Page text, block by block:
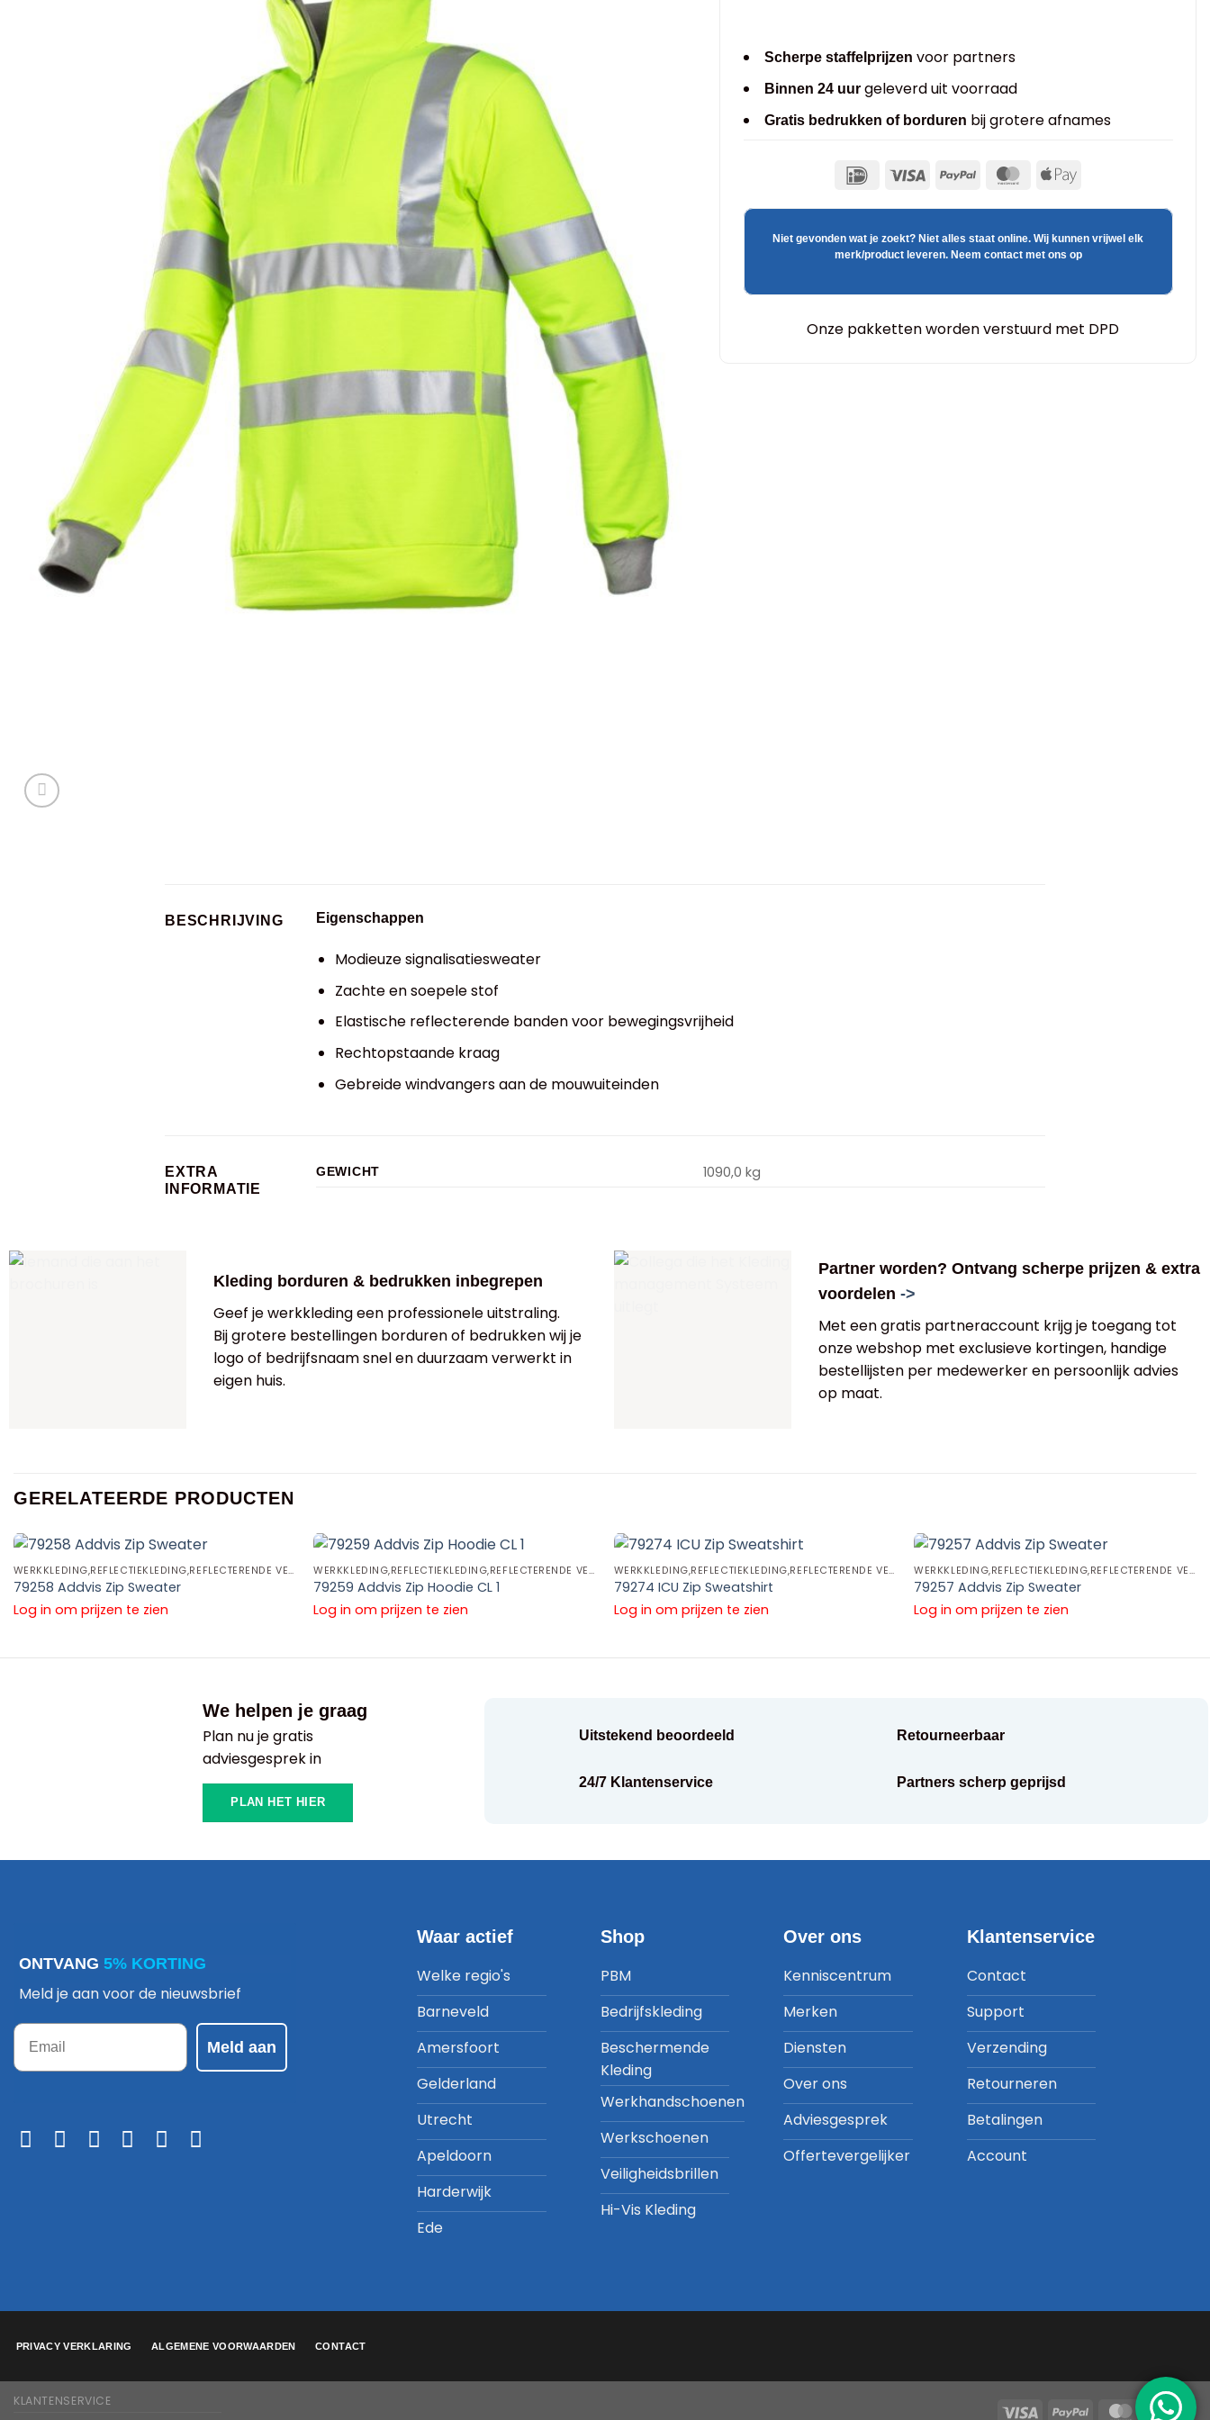
Scherpe staffelprijzen voor partners
Binnen 24 uurgeleverd uit voorraad
Gratis bedrukken of borduren bij grotere afnames
Niet gevonden wat je zoekt? Niet alles staat online. Wij kunnen vrijwel elk
merk/product leveren. Neem contact met ons op
Onze pakketten worden verstuurd met DPD
BESCHRIJVING Eigenschappen
Modieuze signalisatiesweater
Zachte en soepele stof
Elastische reflecterende banden voor bewegingsvrijheid
Rechtopstaande kraag
Gebreide windvangers aan de mouwuiteinden
EXTRA
INFORMATIE
GEWICHT 1090,0 kg
Kleding borduren & bedrukken inbegrepen
Geef je werkkleding een professionele uitstraling.
Bij grotere bestellingen borduren of bedrukken wij je
logo of bedrijfsnaam snel en duurzaam verwerkt in
eigen huis.
Partner worden? Ontvang scherpe prijzen & extra
voordelen->
Met een gratis partneraccount krijg je toegang tot
onze webshop met exclusieve kortingen, handige
bestellijsten per medewerker en persoonlijk advies
op maat.
GERELATEERDE PRODUCTEN
WERKKLEDING,REFLECTIEKLEDING,REFLECTERENDE VESTEN EN SWEATERS
79258 Addvis Zip Sweater
Log in om prijzen te zien
WERKKLEDING,REFLECTIEKLEDING,REFLECTERENDE VESTEN EN SWEATERS
79259 Addvis Zip Hoodie CL 1
Log in om prijzen te zien
WERKKLEDING,REFLECTIEKLEDING,REFLECTERENDE VESTEN EN SWEATERS
79274 ICU Zip Sweatshirt
Log in om prijzen te zien
WERKKLEDING,REFLECTIEKLEDING,REFLECTERENDE VESTEN EN SWEATERS
79257 Addvis Zip Sweater
Log in om prijzen te zien
We helpen je graag
Plan nu je gratis
adviesgesprek in
PLAN HET HIER
Uitstekend beoordeeld
24/7 Klantenservice
Retourneerbaar
Partners scherp geprijsd
ONTVANG 5% KORTING
Meld je aan voor de nieuwsbrief
Email
Meld aan
Waar actief
Welke regio's
Barneveld
Amersfoort
Gelderland
Utrecht
Apeldoorn
Harderwijk
Ede
Shop
PBM
Bedrijfskleding
Beschermende
Kleding
Werkhandschoenen
Werkschoenen
Veiligheidsbrillen
Hi-Vis Kleding
Over ons
Kenniscentrum
Merken
Diensten
Over ons
Adviesgesprek
Offertevergelijker
Klantenservice
Contact
Support
Verzending
Retourneren
Betalingen
Account
PRIVACY VERKLARING ALGEMENE VOORWAARDEN CONTACT
KLANTENSERVICE